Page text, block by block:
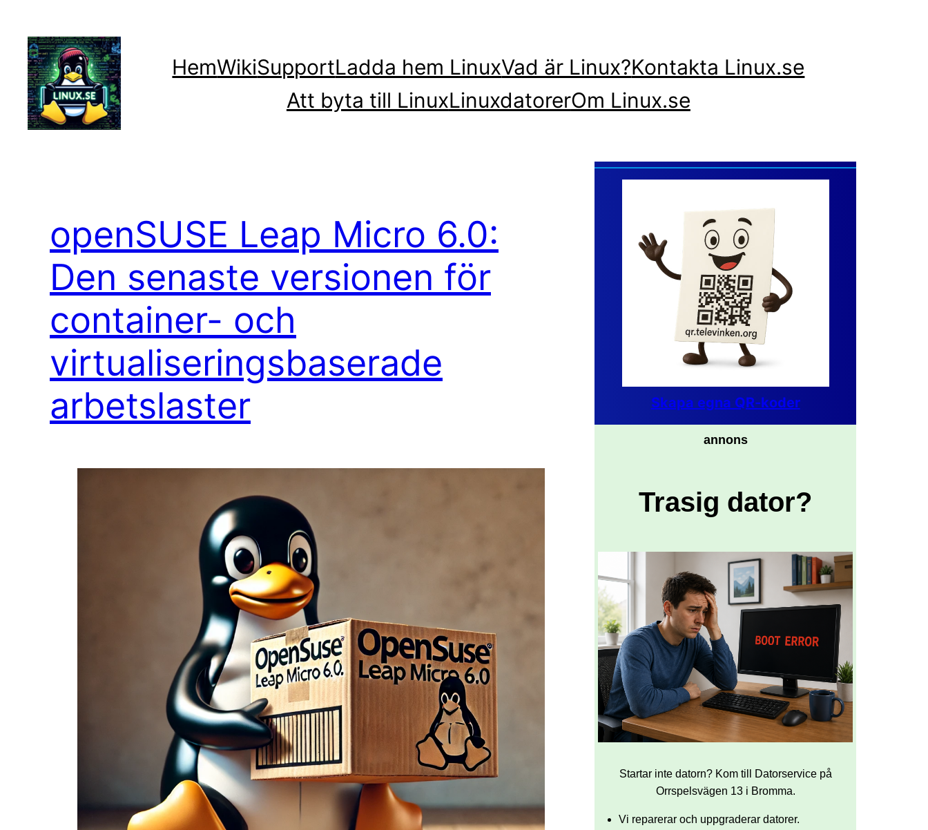
innehåll
HemWikiSupportLadda hem LinuxVad är Linux?Kontakta Linux.se
Att byta till LinuxLinuxdatorerOm Linux.se
openSUSE Leap Micro 6.0:
Den senaste versionen för
container- och
virtualiseringsbaserade
arbetslaster
Skapa egna QR-koder
annons
Trasig dator?
Startar inte datorn? Kom till Datorservice på
Orrspelsvägen 13 i Bromma.
Vi reparerar och uppgraderar datorer.